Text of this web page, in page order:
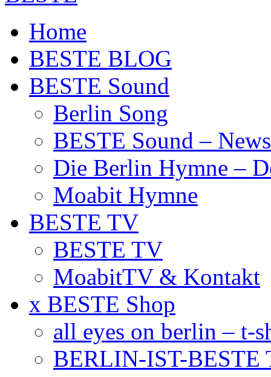
Home
BESTE BLOG
BESTE Sound
Berlin Song
BESTE Sound –
Die Berlin Hymne –
Moabit Hymne
BESTE TV
BESTE TV
MoabitTV & Kontakt
x BESTE Shop
all eyes on berlin – t-
BERLIN-IST-BESTE